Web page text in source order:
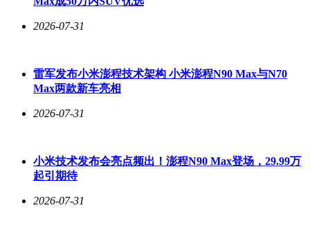
山竹虽属热带水果，但买回家后仍建议低温贮藏。由于采摘后
意的是，果肉透明仍可食用，但若已发黄则不宜再食用。
山竹风味出众，还有助于缓解燥热口干、咽喉不适，但其热量
当，高于苹果、葡萄等常见水果；碳水化合物含量达18克/100
眼下正是品尝山竹的好时节，价格亲民、口感正佳。掌握选
近买山竹了吗？多少钱一斤？欢迎在评论区分享～
2026-07-31
雷军发布小米澎程技术架构 小米澎程N90 Max与N70
Max两款新车亮相
2026-07-31
小米技术发布会亮点频出！澎程N90 Max登场，29.99万
起引期待
2026-07-31